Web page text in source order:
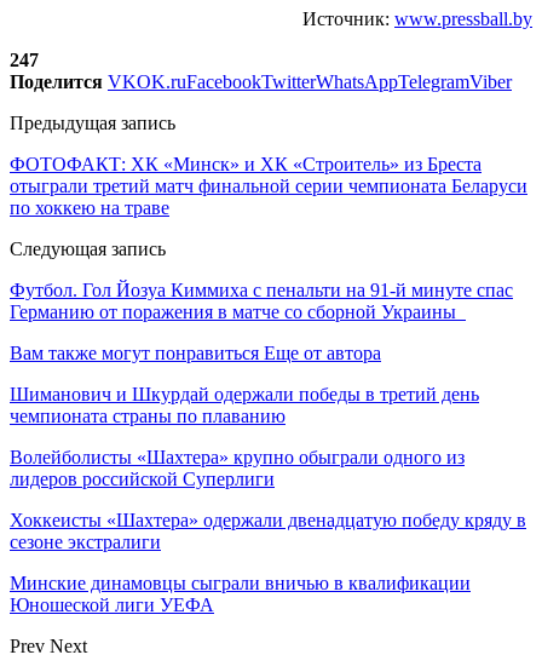
Источник: www.pressball.by
247
Поделится VKOK.ruFacebookTwitterWhatsAppTelegramViber
Предыдущая запись
ФОТОФАКТ: ХК «Минск» и ХК «Строитель» из Бреста
отыграли третий матч финальной серии чемпионата Беларуси
по хоккею на траве
Следующая запись
Футбол. Гол Йозуа Киммиха с пенальти на 91-й минуте спас
Германию от поражения в матче со сборной Украины
Вам также могут понравиться Еще от автора
Шиманович и Шкурдай одержали победы в третий день
чемпионата страны по плаванию
Волейболисты «Шахтера» крупно обыграли одного из
лидеров российской Суперлиги
Хоккеисты «Шахтера» одержали двенадцатую победу кряду в
сезоне экстралиги
Минские динамовцы сыграли вничью в квалификации
Юношеской лиги УЕФА
Prev Next